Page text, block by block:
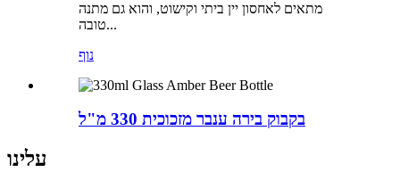
מתאים לאחסון יין ביתי וקישוט, והוא גם מתנה
טובה...
נוף
בקבוק בירה ענבר מזכוכית 330 מ"ל
עלינו